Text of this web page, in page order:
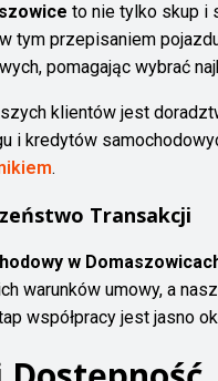
to nie tylko skup i
tym przepisaniem
pomagając wybrać
klientów jest
i kredytów
.
Transakcji
w
warunków umowy, a
współpracy jest jasno